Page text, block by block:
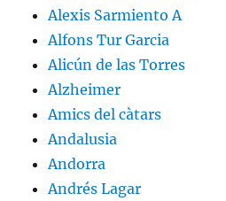
Alexis Sarmiento A
Alfons Tur Garcia
Alicún de las Torres
Alzheimer
Amics del càtars
Andalusia
Andorra
Andrés Lagar